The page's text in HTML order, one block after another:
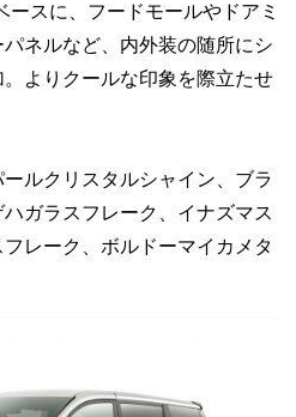
スに、フードモールやドアミ
ネルなど、内外装の随所にシ
よりクールな印象を際立たせ
ルクリスタルシャイン、ブラ
ガラスフレーク、イナズマス
レーク、ボルドーマイカメタ